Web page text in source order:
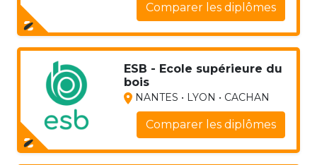
Comparer les diplômes
ESB - Ecole supérieure du
bois
NANTES • LYON • CACHAN
Comparer les diplômes